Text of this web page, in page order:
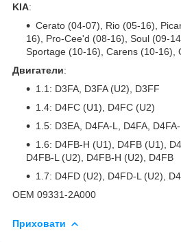
KIA:
Cerato (04-07), Rio (05-16),
16), Pro-Cee'd (08-16), Soul (09-
Sportage (10-16), Carens (10-16),
Двигатели:
1.1: D3FA, D3FA (U2), D3FF
1.4: D4FC (U1), D4FC (U2)
1.5: D3EA, D4FA-L, D4FA,
1.6: D4FB-H (U1), D4FB (U1),
D4FB-L (U2), D4FB-H (U2), D4FB
1.7: D4FD (U2), D4FD-L (U2),
OEM 09331-2A000
Приховати